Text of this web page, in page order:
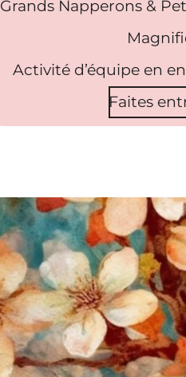
Grands Napperons &
Activité d’équipe en
Faites